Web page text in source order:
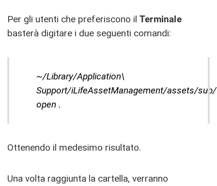
Per gli utenti che preferiscono il Terminale
basterà digitare i due seguenti comandi:
~/Library/Application\
Support/iLifeAssetManagement/assets/sub/
open .
Ottenendo il medesimo risultato.
Una volta raggiunta la cartella, verranno